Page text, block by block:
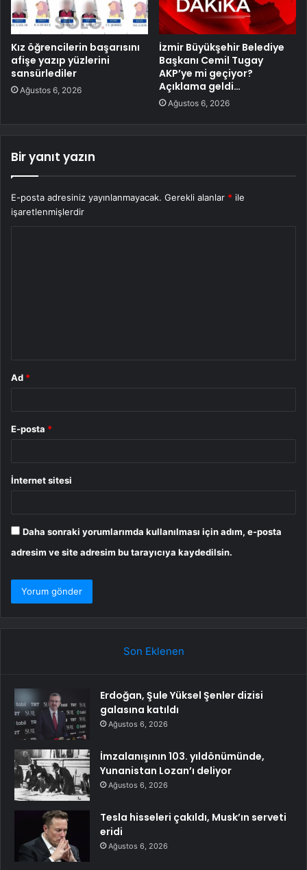
Kız öğrencilerin başarısını
afişe yazıp yüzlerini
sansürlediler
Ağustos 6, 2026
İzmir Büyükşehir Belediye
Başkanı Cemil Tugay
AKP’ye mi geçiyor?
Açıklama geldi…
Ağustos 6, 2026
Bir yanıt yazın
E-posta adresiniz yayınlanmayacak. Gerekli alanlar * ile
işaretlenmişlerdir
Ad *
E-posta *
İnternet sitesi
Daha sonraki yorumlarımda kullanılması için adım, e-posta
adresim ve site adresim bu tarayıcıya kaydedilsin.
Son Eklenen
Erdoğan, Şule Yüksel Şenler dizisi
galasına katıldı
Ağustos 6, 2026
İmzalanışının 103. yıldönümünde,
Yunanistan Lozan’ı deliyor
Ağustos 6, 2026
Tesla hisseleri çakıldı, Musk’ın serveti
eridi
Ağustos 6, 2026